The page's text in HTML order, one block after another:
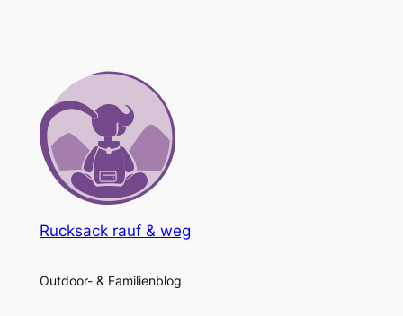
Rucksack rauf & weg
Outdoor- & Familienblog